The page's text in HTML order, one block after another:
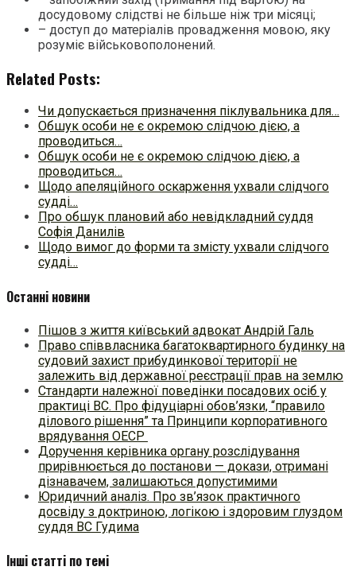
досудовому слідстві не більше ніж три місяці;
– доступ до матеріалів провадження мовою, яку
розуміє військовополонений.
Related Posts:
Чи допускається призначення піклувальника для…
Обшук особи не є окремою слідчою дією, а
проводиться…
Обшук особи не є окремою слідчою дією, а
проводиться…
Щодо апеляційного оскарження ухвали слідчого
судді…
Про обшук плановий або невідкладний суддя
Софія Данилів
Щодо вимог до форми та змісту ухвали слідчого
судді…
Останні новини
Пішов з життя київський адвокат Андрій Галь
Право співвласника багатоквартирного будинку на
судовий захист прибудинкової території не
залежить від державної реєстрації прав на землю
Стандарти належної поведінки посадових осіб у
практиці ВC. Про фідуціарні обов’язки, “правило
ділового рішення” та Принципи корпоративного
врядування ОЕСР
Доручення керівника органу розслідування
прирівнюється до постанови — докази, отримані
дізнавачем, залишаються допустимими
Юридичний аналіз. Про зв’язок практичного
досвіду з доктриною, логікою і здоровим глуздом
суддя ВС Гудима
Інші статті по темі